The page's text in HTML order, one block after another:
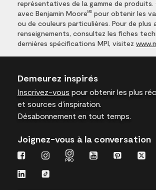
représentatives de la gamme de produits.
avec Benjamin Moore MD pour obtenir les
ou de couleurs particulières. Pour de plus
renseignements, consultez les fiches
dernières spécifications MPI, visitez
Demeurez inspirés
Inscrivez-vous pour obtenir les plus
et sources d’inspiration.
Désabonnement en tout temps.
Joignez-vous à la conversation